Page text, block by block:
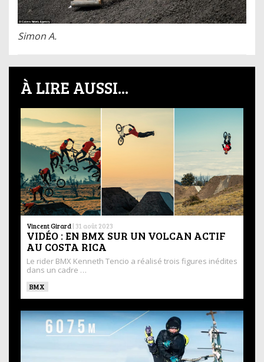
Simon A.
À LIRE AUSSI...
Vincent Girard | 31 août 2023
VIDÉO : EN BMX SUR UN VOLCAN ACTIF
AU COSTA RICA
Le rider BMX Kenneth Tencio a réalisé trois figures inédites
dans un cadre …
BMX